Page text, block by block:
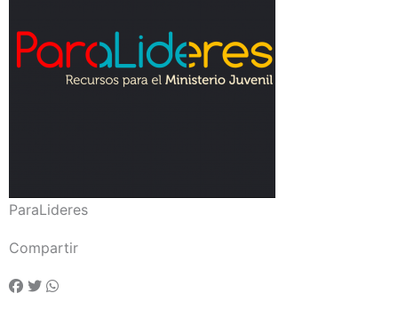
ParaLideres
Compartir